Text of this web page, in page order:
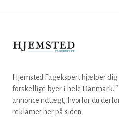
Hjemsted Fagekspert hjælper
forskellige byer i hele Danmark.
annonceindtægt, hvorfor du
reklamer her på siden.